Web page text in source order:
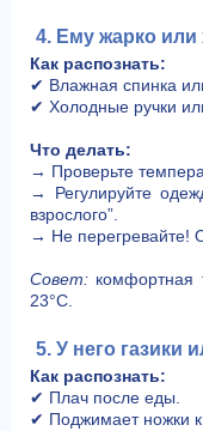
4. Ему жарко или
Как распознать:
✔ Влажная спинка
✔ Холодные ручки
Что делать:
→ Проверьте
→ Регулируйте
взрослого”.
→ Не перегревайте!
Совет: комфортная
23°C.
5. У него газики
Как распознать:
✔ Плач после еды.
✔ Поджимает ножки к